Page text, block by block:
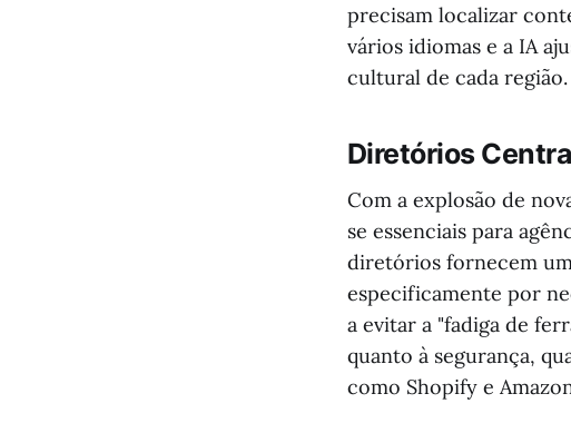
precisam localizar
vários idiomas e a IA
cultural de cada região.
Diretórios
Com a explosão de
se essenciais para
diretórios fornecem
especificamente por
a evitar a "fadiga de
quanto à segurança,
como Shopify e